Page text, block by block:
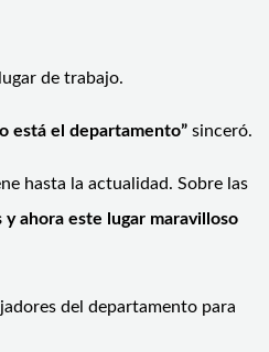
de trabajo.
está el departamento” sinceró.
hasta la actualidad. Sobre las
ahora este lugar maravilloso
del departamento para